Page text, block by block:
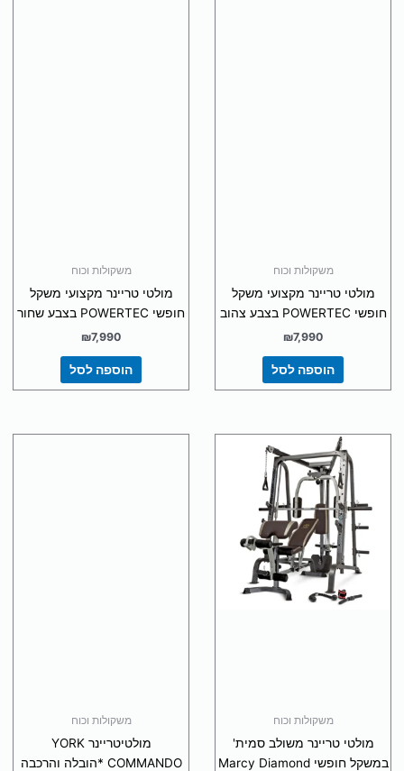
משקולות וכוח
מולטי טריינר מקצועי משקל
חופשי POWERTEC בצבע צהוב
₪7,990
הוספה לסל
משקולות וכוח
מולטי טריינר מקצועי משקל
חופשי POWERTEC בצבע שחור
₪7,990
הוספה לסל
משקולות וכוח
מולטי טריינר משולב סמית'
במשקל חופשי Marcy Diamond
משקולות וכוח
מולטיטריינר YORK
COMMANDO *הובלה והרכבה